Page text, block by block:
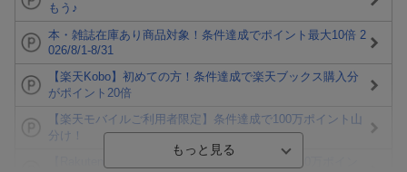
もう♪
本・雑誌在庫あり商品対象！条件達成でポイント最大10倍 2
026/8/1-8/31
【楽天Kobo】初めての方！条件達成で楽天ブックス購入分
がポイント20倍
【楽天モバイルご利用者限定】条件達成で100万ポイント山
分け！